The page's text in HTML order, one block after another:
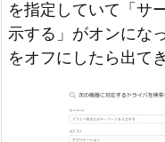
を指定していて「サ
示する」がオンにな
をオフにしたら出て